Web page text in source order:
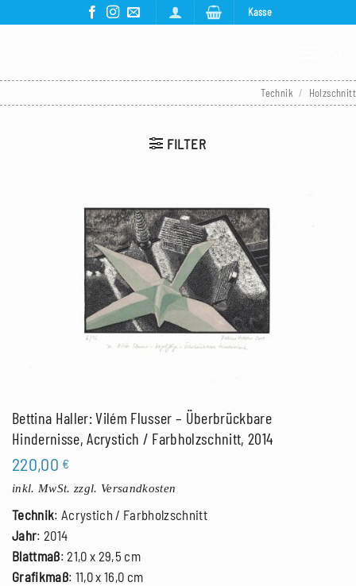
Kasse
Technik / Holzschnitt
FILTER
Bettina Haller: Vilém Flusser – Überbrückbare
Hindernisse, Acrystich / Farbholzschnitt, 2014
220,00 €
inkl. MwSt. zzgl. Versandkosten
Technik: Acrystich / Farbholzschnitt
Jahr: 2014
Blattmaß: 21,0 x 29,5 cm
Grafikmaß: 11,0 x 16,0 cm